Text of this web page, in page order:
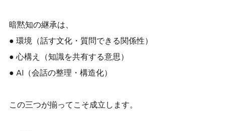
暗黙知の継承は、
● 環境（話す文化・質問できる関係性）
● 心構え（知識を共有する意思）
● AI（会話の整理・構造化）
この三つが揃ってこそ成立します。